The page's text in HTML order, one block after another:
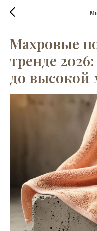
Махровые
тренде
до высокой